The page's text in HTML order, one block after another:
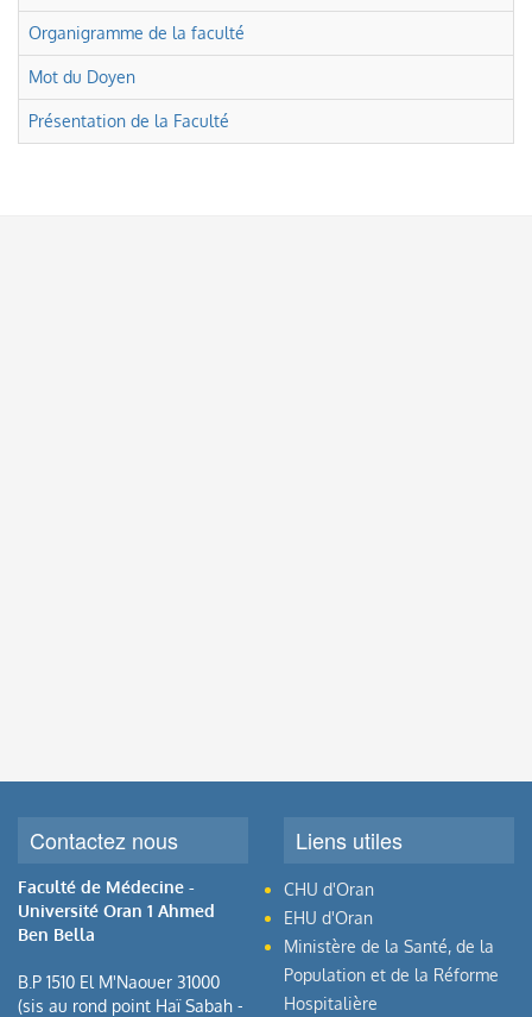
Organigramme de la faculté
Mot du Doyen
Présentation de la Faculté
Contactez nous
Faculté de Médecine -
Université Oran 1 Ahmed
Ben Bella
B.P 1510 El M'Naouer 31000
(sis au rond point Haï Sabah -
Liens utiles
CHU d'Oran
EHU d'Oran
Ministère de la Santé, de la
Population et de la Réforme
Hospitalière